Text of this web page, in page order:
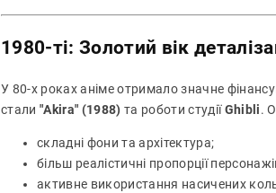
1980-ті: Золотий вік
У 80-х роках аніме отримало значне
стали "Akira" (1988) та роботи студіїGhibli.
складні фони та архітектура;
більш реалістичні пропорції
активне використання насичених